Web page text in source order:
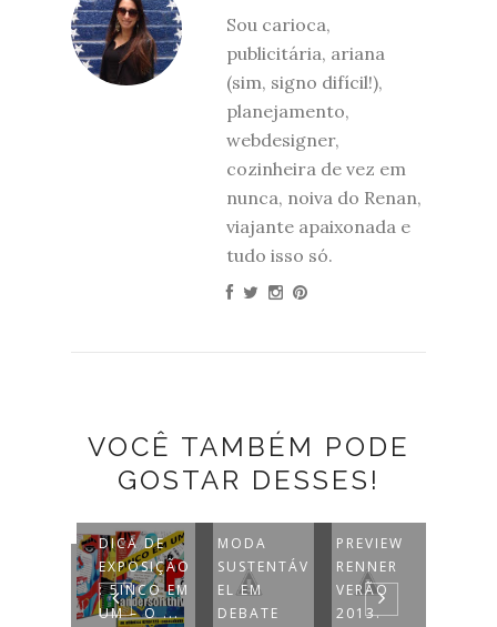
Sou carioca,
publicitária, ariana
(sim, signo difícil!),
planejamento,
webdesigner,
cozinheira de vez em
nunca, noiva do Renan,
viajante apaixonada e
tudo isso só.
VOCÊ TAMBÉM PODE
GOSTAR DESSES!
MODA
SUSTENTÁV
EL EM
DEBATE
PREVIEW
RENNER
VERÃO
2013.
A BELEZA
DA
TENDÊNCIA
ENCONTRO
DE C...